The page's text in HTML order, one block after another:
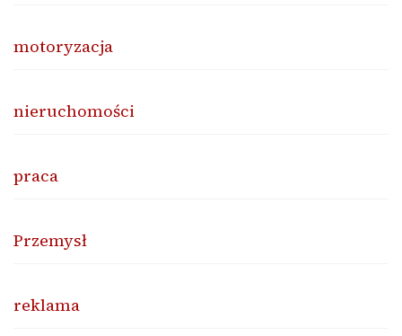
motoryzacja
nieruchomości
praca
Przemysł
reklama